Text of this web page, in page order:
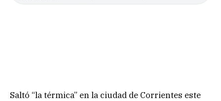
Saltó “la térmica” en la ciudad de Corrientes este